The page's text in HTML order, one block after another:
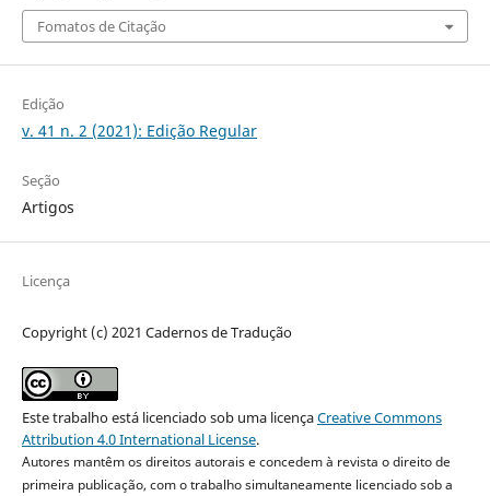
Fomatos de Citação
Edição
v. 41 n. 2 (2021): Edição Regular
Seção
Artigos
Licença
Copyright (c) 2021 Cadernos de Tradução
Este trabalho está licenciado sob uma licençaCreative Commons
Attribution 4.0 International License.
Autores mantêm os direitos autorais e concedem à revista o direito de
primeira publicação, com o trabalho simultaneamente licenciado sob a